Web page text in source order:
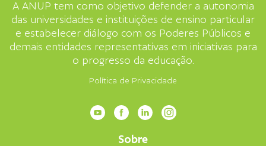
A ANUP tem como objetivo defender a autonomia
das universidades e instituições de ensino particular
e estabelecer diálogo com os Poderes Públicos e
demais entidades representativas em iniciativas para
o progresso da educação.
Política de Privacidade
Sobre